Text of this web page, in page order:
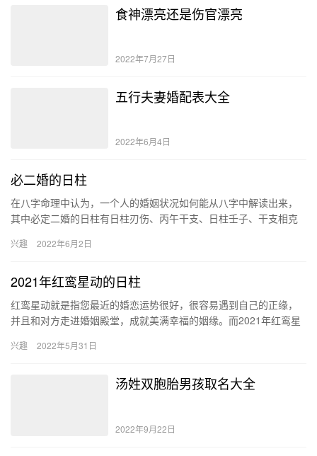
食神漂亮还是伤官漂亮
2022年7月27日
五行夫妻婚配表大全
2022年6月4日
必二婚的日柱
在八字命理中认为，一个人的婚姻状况如何能从八字中解读出来，
其中必定二婚的日柱有日柱刃伤、丙午干支、日柱壬子、干支相克
了。 …
兴趣 2022年6月2日
2021年红鸾星动的日柱
红鸾星动就是指您最近的婚恋运势很好，很容易遇到自己的正缘，
并且和对方走进婚姻殿堂，成就美满幸福的姻缘。而2021年红鸾星
兴趣 2022年5月31日
汤姓双胞胎男孩取名大全
2022年9月22日